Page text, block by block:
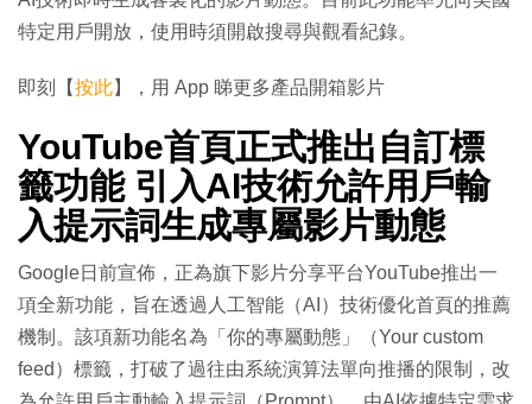
特定用戶開放，使用時須開啟搜尋與觀看紀錄。
即刻【按此】，用 App 睇更多產品開箱影片
YouTube首頁正式推出自訂標
籤功能 引入AI技術允許用戶輸
入提示詞生成專屬影片動態
Google日前宣佈，正為旗下影片分享平台YouTube推出一
項全新功能，旨在透過人工智能（AI）技術優化首頁的推薦
機制。該項新功能名為「你的專屬動態」（Your custom
feed）標籤，打破了過往由系統演算法單向推播的限制，改